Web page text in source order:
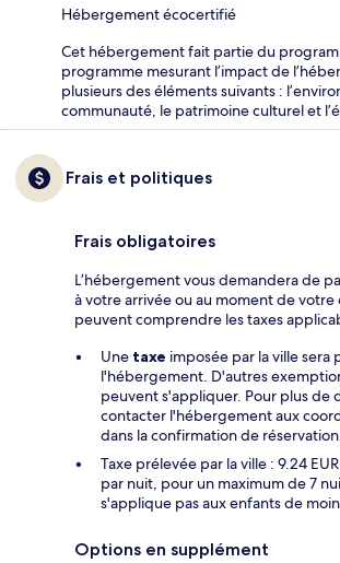
Hébergement écocertifié
Cet hébergement fait partie du
programme mesurant l’impact de
plusieurs des éléments suivants :
communauté, le patrimoine culturel et
Frais et politiques
Frais obligatoires
L’hébergement vous demandera de
à votre arrivée ou au moment de votre
peuvent comprendre les taxes
Une taxe imposée par la ville sera
l'hébergement. D'autres
peuvent s'appliquer. Pour plus de
contacter l'hébergement aux
dans la confirmation de
Taxe prélevée par la ville : 9.24
par nuit, pour un maximum de 7
s'applique pas aux enfants de
Options en supplément